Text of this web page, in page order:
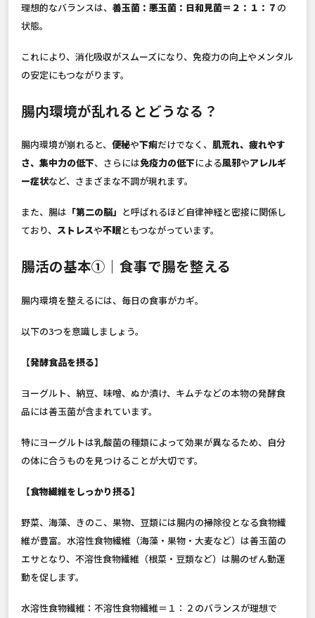
理想的なバランスは、 善玉菌：悪玉菌：日和見菌＝２：１：７ の
状態。
これにより、消化吸収がスムーズになり、免疫力の向上やメンタル
の安定にもつながります。
腸内環境が乱れるとどうなる？
腸内環境が崩れると、 便秘や下痢だけでなく、 肌荒れ、疲れやす
さ、集中力の低下、さらには免疫力の低下による風邪やアレルギ
ー症状など、さまざまな不調が現れます。
また、腸は 「第二の脳」 と呼ばれるほど自律神経と密接に関係し
ており、 ストレスや不眠ともつながっています。
腸活の基本①｜食事で腸を整える
腸内環境を整えるには、毎日の食事がカギ。
以下の3つを意識しましょう。
【発酵食品を摂る】
ヨーグルト、納豆、味噌、ぬか漬け、キムチなどの本物の発酵食
品には善玉菌が含まれています。
特にヨーグルトは乳酸菌の種類によって効果が異なるため、自分
の体に合うものを見つけることが大切です。
【食物繊維をしっかり摂る】
野菜、海藻、きのこ、果物、豆類には腸内の掃除役となる食物繊
維が豊富。水溶性食物繊維（海藻・果物・大麦など）は善玉菌の
エサとなり、不溶性食物繊維（根菜・豆類など）は腸のぜん動運
動を促します。
水溶性食物繊維：不溶性食物繊維＝１：２のバランスが理想で